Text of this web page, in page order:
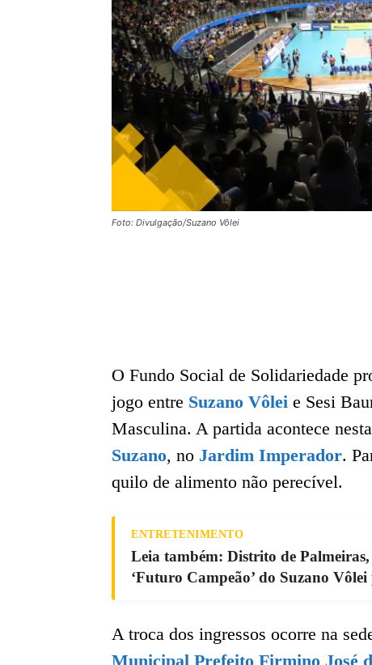
Foto: Divulgação/Suzano Vôlei
O Fundo Social de Solidariedade
jogo entre Suzano Vôlei e Sesi
Masculina. A partida acontece
Suzano, no Jardim Imperador.
quilo de alimento não perecível.
ENTRETENIMENTO
Leia também: Distrito de
‘Futuro Campeão’ do Suzano
A troca dos ingressos ocorre na
Municipal Prefeito Firmino José